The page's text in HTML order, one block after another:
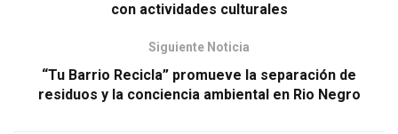
con actividades culturales
Siguiente Noticia
“Tu Barrio Recicla” promueve la separación de
residuos y la conciencia ambiental en Rio Negro